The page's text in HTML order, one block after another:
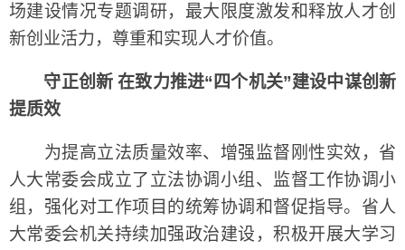
场建设情况专题调研，最大限度激发和释放人才创
新创业活力，尊重和实现人才价值。
守正创新 在致力推进“四个机关”建设中谋创新
提质效
为提高立法质量效率、增强监督刚性实效，省
人大常委会成立了立法协调小组、监督工作协调小
组，强化对工作项目的统筹协调和督促指导。省人
大常委会机关持续加强政治建设，积极开展大学习